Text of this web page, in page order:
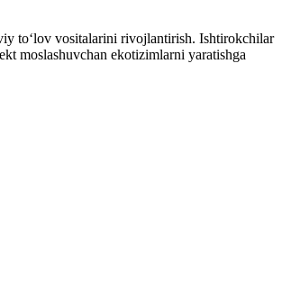
to‘lov vositalarini rivojlantirish. Ishtirokchilar
moslashuvchan ekotizimlarni yaratishga